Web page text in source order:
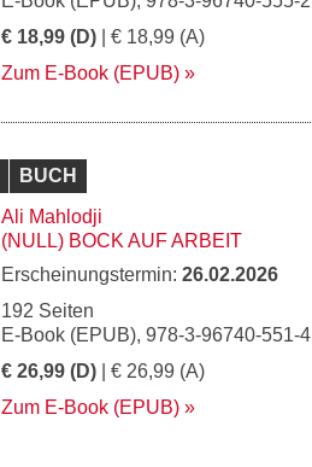
€ 18,99 (D) | € 18,99 (A)
Zum E-Book (EPUB)
BUCH
Ali Mahlodji
(NULL) BOCK AUF ARBEIT
Erscheinungstermin: 26.02.2026
192 Seiten
E-Book (EPUB), 978-3-96740-551-4
€ 26,99 (D) | € 26,99 (A)
Zum E-Book (EPUB)